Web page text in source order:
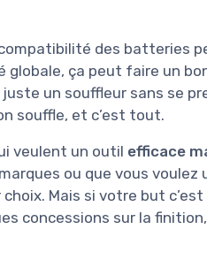
des batteries
globale, ça peut faire un
un souffleur sans se
souffle, et c’est tout.
veulent un outil efficace
ou que vous voulez
Mais si votre but c’est
concessions sur la